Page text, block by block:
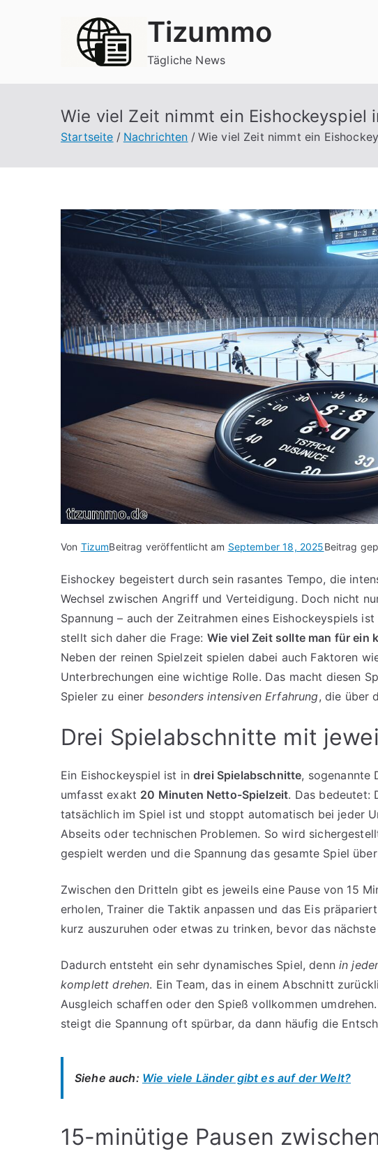
Tizummo
Tägliche News
Wie viel Zeit nimmt ein Eishockeyspiel
Startseite Nachrichten Wie viel Zeit nimmt ein
Von TizumBeitrag veröffentlicht am September 18, 2025Beitrag
Eishockey begeistert durch sein rasantes Tempo, die
Wechsel zwischen Angriff und Verteidigung. Doch nicht
Spannung – auch der Zeitrahmen eines Eishockeyspiels
stellt sich daher die Frage: Wie viel Zeit sollte man für ein
Neben der reinen Spielzeit spielen dabei auch Faktoren
Unterbrechungen eine wichtige Rolle. Das macht diesen
Spieler zu einer besonders intensiven Erfahrung, die über
Drei Spielabschnitte mit
Ein Eishockeyspiel ist indrei Spielabschnitte, sogenannte
umfasst exakt 20 Minuten Netto-Spielzeit. Das bedeutet:
tatsächlich im Spiel ist und stoppt automatisch bei jeder
Abseits oder technischen Problemen. So wird
gespielt werden und die Spannung das gesamte Spiel
Zwischen den Dritteln gibt es jeweils eine Pause von 15
erholen, Trainer die Taktik anpassen und das Eis
kurz auszuruhen oder etwas zu trinken, bevor das
Dadurch entsteht ein sehr dynamisches Spiel, denn in
komplett drehen. Ein Team, das in einem Abschnitt
Ausgleich schaffen oder den Spieß vollkommen
steigt die Spannung oft spürbar, da dann häufig die
Siehe auch: Wie viele Länder gibt es auf der Welt?
15-minütige Pausen